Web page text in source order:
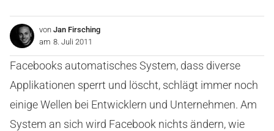
von Jan Firsching
am 8. Juli 2011
Facebooks automatisches System, dass diverse
Applikationen sperrt und löscht, schlägt immer noch
einige Wellen bei Entwicklern und Unternehmen. Am
System an sich wird Facebook nichts ändern, wie